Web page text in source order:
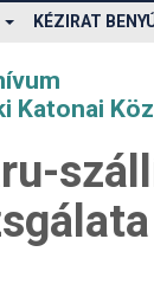
KÉZIRAT
Katonai